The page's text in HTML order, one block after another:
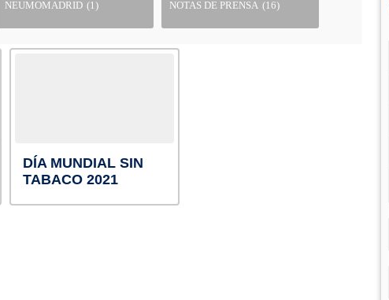
NEUMOMADRID (1) NOTAS DE PRENSA (16)
DÍA MUNDIAL SIN
TABACO 2021